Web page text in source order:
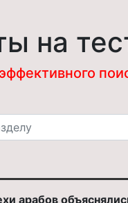
на
арабов